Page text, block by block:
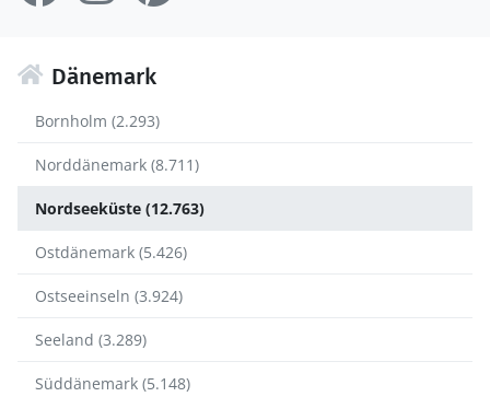
Dänemark
Bornholm (2.293)
Norddänemark (8.711)
Nordseeküste (12.763)
Ostdänemark (5.426)
Ostseeinseln (3.924)
Seeland (3.289)
Süddänemark (5.148)